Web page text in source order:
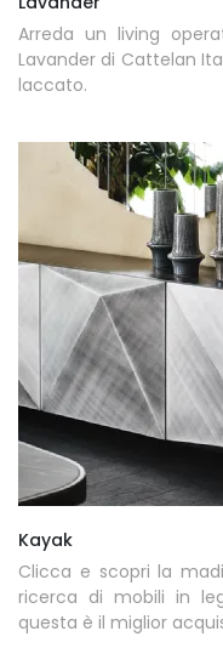
Arreda un living
Lavander di Cattelan
laccato.
Kayak
Clicca e scopri la
ricerca di mobili in
questa è il miglior